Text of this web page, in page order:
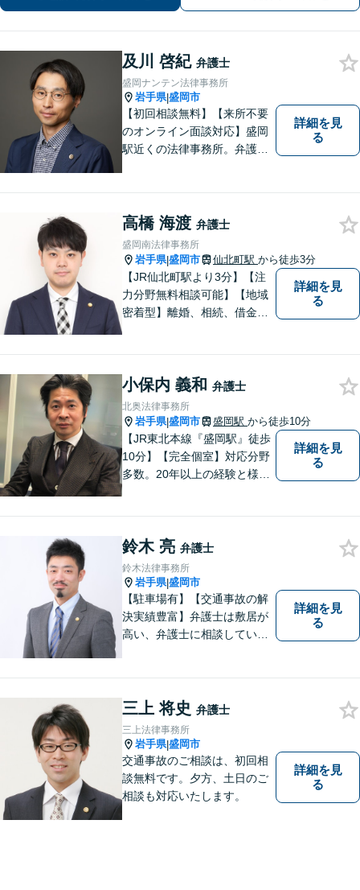
及川 啓紀 弁護士
盛岡ナンテン法律事務所
岩手県|盛岡市
【初回相談無料】【来所不要
のオンライン面談対応】盛岡
駅近くの法律事務所。弁護士
専門用語は避け、依頼者様が
理解しやすい対応を心がけて
います。【土日祝・時間外対
応可】
詳細を見
る
高橋 海渡 弁護士
盛岡南法律事務所
岩手県|盛岡市 仙北町駅 から徒歩3分
【JR仙北町駅より3分】【注
力分野無料相談可能】【地域
密着型】離婚、相続、借金、
っています。どんなささいな
ことでも構いません。お気軽
にご相談ください。
詳細を見
る
小保内 義和 弁護士
北奥法律事務所
岩手県|盛岡市 盛岡駅 から徒歩10分
【JR東北本線『盛岡駅』徒歩
10分】【完全個室】対応分野
多数。20年以上の経験と様々
決を目指します。 お気軽にご
お相談ください。
詳細を見
る
鈴木 亮 弁護士
鈴木法律事務所
岩手県|盛岡市
【駐車場有】【交通事故の解
決実績豊富】弁護士は敷居が
高い、弁護士に相談していい
を目指しています。どんなこ
とでもお気軽にご相談くださ
い。
詳細を見
る
三上 将史 弁護士
三上法律事務所
岩手県|盛岡市
交通事故のご相談は、初回相
談無料です。夕方、土日のご
相談も対応いたします。
詳細を見
る